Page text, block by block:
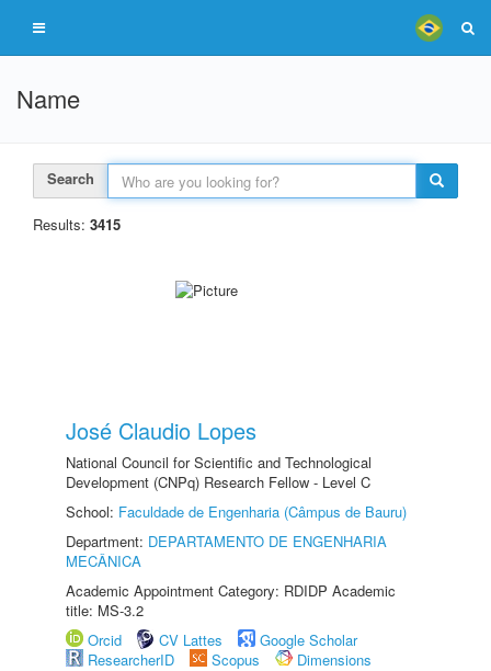
Name
Search
Results: 3415
José Claudio Lopes
National Council for Scientific and Technological
Development (CNPq) Research Fellow - Level C
School: Faculdade de Engenharia (Câmpus de Bauru)
Department: DEPARTAMENTO DE ENGENHARIA
MECÂNICA
Academic Appointment Category: RDIDP Academic
title: MS-3.2
Orcid
CV Lattes
Google Scholar
ResearcherID
Scopus
Dimensions